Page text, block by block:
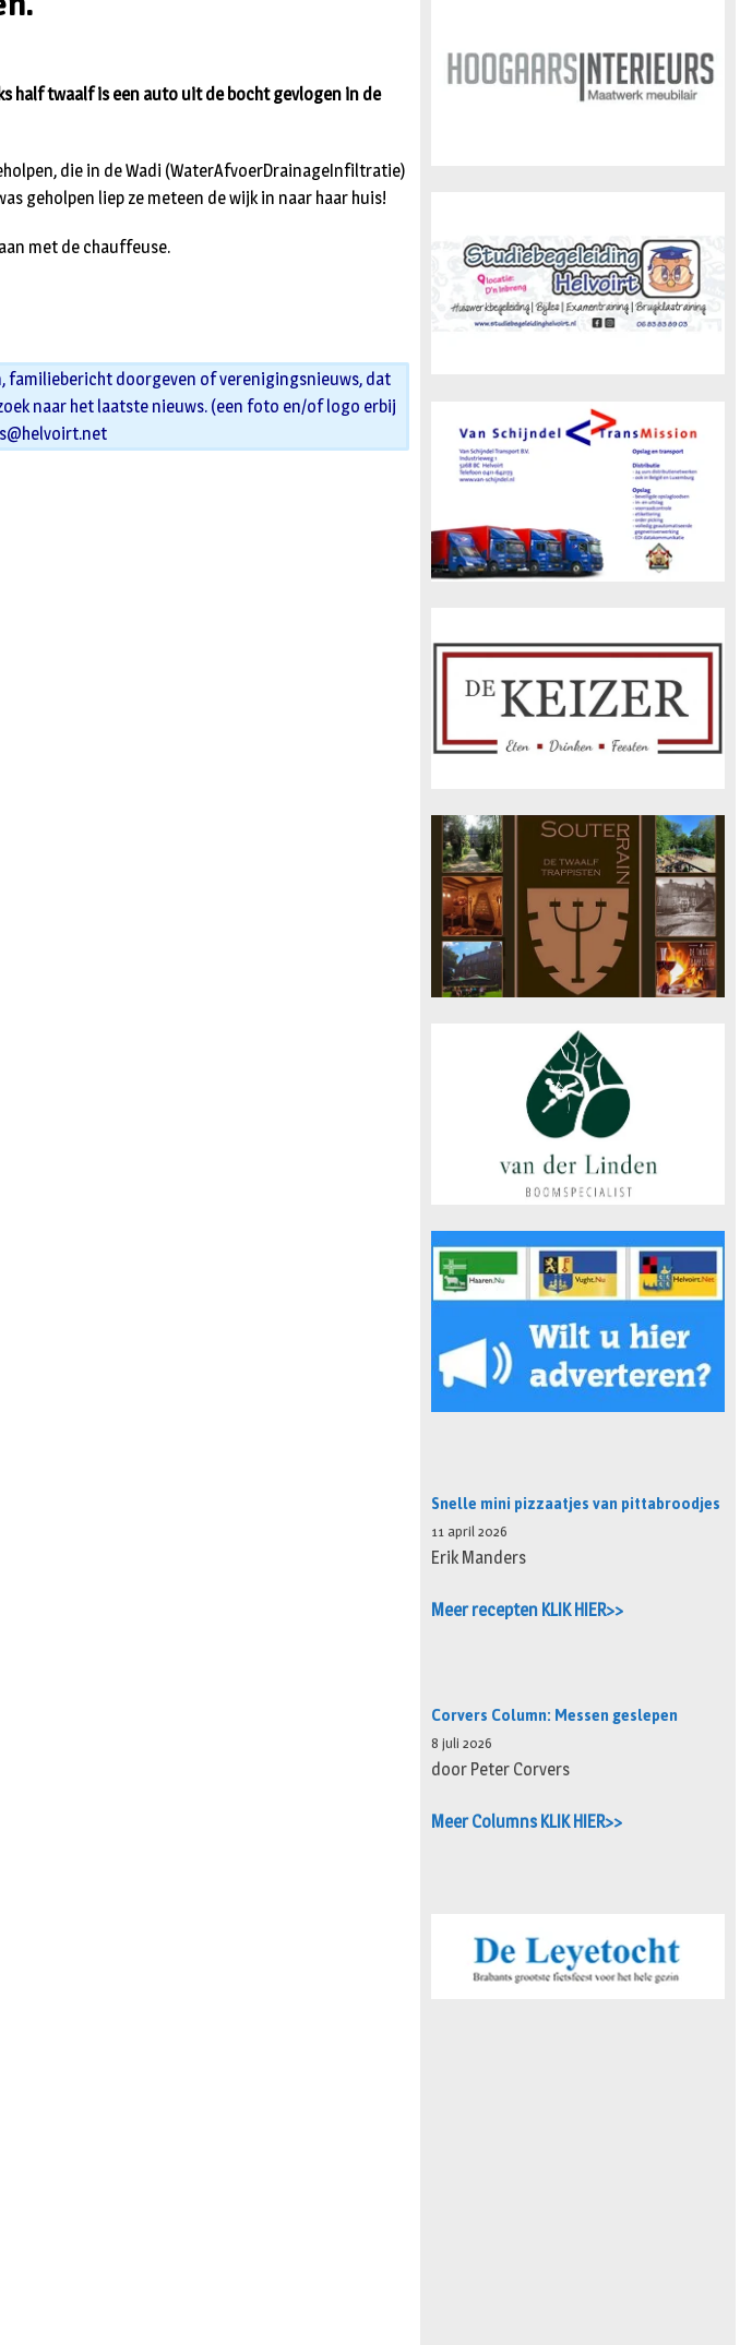
half twaalf is een auto uit de bocht gevlogen in de
die in de Wadi (WaterAfvoerDrainageInfiltratie)
geholpen liep ze meteen de wijk in naar haar huis!
met de chauffeuse.
familiebericht doorgeven of verenigingsnieuws, dat
naar het laatste nieuws. (een foto en/of logo erbij
Snelle mini pizzaatjes van pittabroodjes
11 april 2026
Erik Manders
Meer recepten KLIK HIER>>
Corvers Column: Messen geslepen
8 juli 2026
door Peter Corvers
Meer Columns KLIK HIER>>